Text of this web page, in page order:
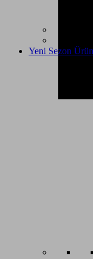
Yeni Sezon